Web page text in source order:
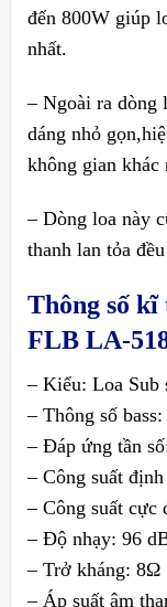
đến 800W giúp
nhất.
– Ngoài ra dòng
dáng nhỏ
không gian khác
– Dòng loa này
thanh lan tỏa
Thông số
FLB LA-
– Kiểu: Loa Sub
– Thông số
– Đáp ứng tần
– Công suất
– Công suất cực
– Độ nhạy: 96
– Trở kháng: 8Ω
– Áp suất âm